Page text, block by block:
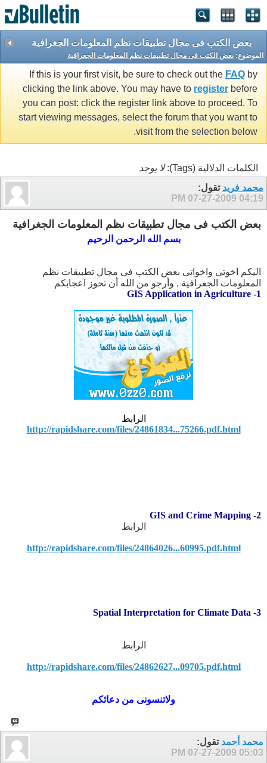
بعض الكتب فى مجال تطبيقات نظم المعلومات الجغرافية
الموضوع: بعض الكتب فى مجال تطبيقات نظم المعلومات الجغرافية
If this is your first visit, be sure to check out the FAQ by
clicking the link above. You may have to register before
you can post: click the register link above to proceed. To
start viewing messages, select the forum that you want to
visit from the selection below.
الكلمات الدلالية (Tags):
لا يوجد
محمد فريد تقول:
07-27-2009 04:19 PM
بعض الكتب فى مجال تطبيقات نظم المعلومات الجغرافية
بسم الله الرحمن الرحيم
اليكم اخوتى واخواتى بعض الكتب فى مجال تطبيقات نظم
المعلومات الجغرافية , وأرجو من الله أن تحوز اعجابكم
1- GIS Application in Agriculture
الرابط
http://rapidshare.com/files/24861834...75266.pdf.html
2- GIS and Crime Mapping
الرابط
http://rapidshare.com/files/24864026...60995.pdf.html
3- Spatial Interpretation for Climate Data
الرابط
http://rapidshare.com/files/24862627...09705.pdf.html
ولاتنسونى من دعائكم
محمد أحمد تقول:
07-27-2009 05:03 PM